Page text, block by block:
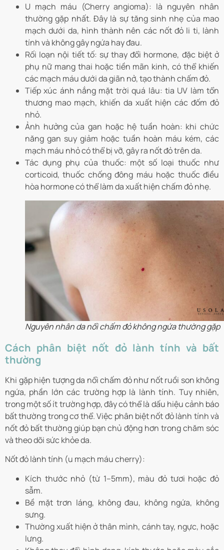
U mạch máu (Cherry angioma): là nguyên nhân
thường gặp nhất. Đây là sự tăng sinh nhẹ của mao
mạch dưới da, hình thành nên các nốt đỏ li ti, lành
tính và không gây ngứa hay đau.
Rối loạn nội tiết tố: sự thay đổi hormone, đặc biệt ở
phụ nữ mang thai hoặc tiền mãn kinh, có thể khiến
các mạch máu dưới da giãn nở, tạo thành chấm đỏ.
Tiếp xúc ánh nắng mặt trời quá lâu: tia UV làm tổn
thương mao mạch, khiến da xuất hiện các đốm đỏ
nhỏ.
Ảnh hưởng của gan hoặc hệ tuần hoàn: khi chức
năng gan suy giảm hoặc tuần hoàn máu kém, các
mạch máu nhỏ có thể bị vỡ, gây ra nốt đỏ trên da.
Tác dụng phụ của thuốc: một số loại thuốc như
corticoid, thuốc chống đông máu hoặc thuốc điều
hòa hormone có thể làm da xuất hiện chấm đỏ nhẹ.
Nguyên nhân da nổi chấm đỏ không ngứa thường gặp
Cách phân biệt nốt đỏ lành tính và bất
thường
Khi gặp hiện tượng da nổi chấm đỏ như nốt ruồi son không
ngứa, phần lớn các trường hợp là lành tính. Tuy nhiên,
trong một số ít trường hợp, đây có thể là dấu hiệu cảnh báo
bất thường trong cơ thể. Việc phân biệt nốt đỏ lành tính và
nốt đỏ bất thường giúp bạn chủ động hơn trong chăm sóc
và theo dõi sức khỏe da.
Nốt đỏ lành tính (u mạch máu cherry):
Kích thước nhỏ (từ 1–5mm), màu đỏ tươi hoặc đỏ
sẫm.
Bề mặt trơn láng, không đau, không ngứa, không
sưng.
Thường xuất hiện ở thân mình, cánh tay, ngực, hoặc
lưng.